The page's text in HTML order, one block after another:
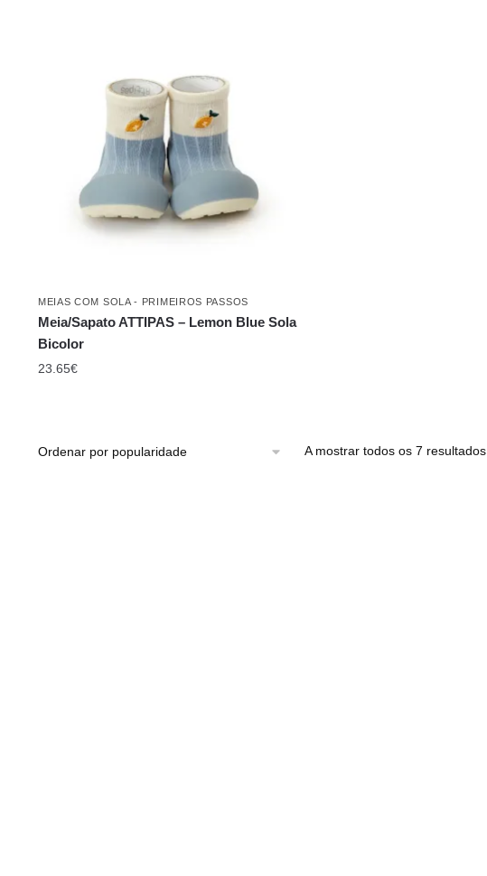
MEIAS COM SOLA - PRIMEIROS PASSOS
Meia/Sapato ATTIPAS – Lemon Blue Sola
Bicolor
23.65€
A mostrar todos os 7 resultados